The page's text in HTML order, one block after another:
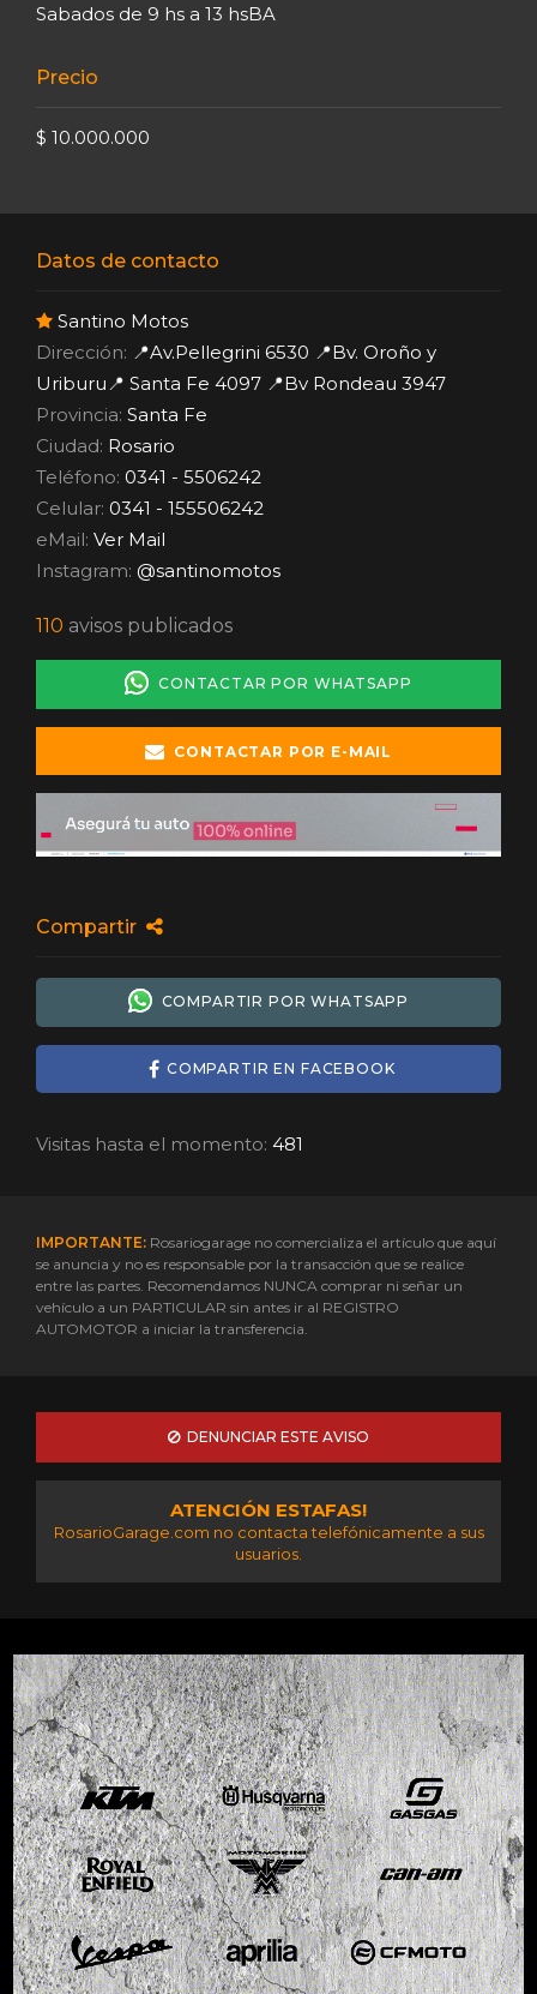
Sabados de 9 hs a 13 hsBA
Precio
$ 10.000.000
Datos de contacto
Santino Motos
Dirección: 📍Av.Pellegrini 6530 📍Bv. Oroño y
Uriburu📍 Santa Fe 4097 📍Bv Rondeau 3947
Provincia: Santa Fe
Ciudad: Rosario
Teléfono: 0341 - 5506242
Celular: 0341 - 155506242
eMail: Ver Mail
Instagram: @santinomotos
110 avisos publicados
CONTACTAR POR WHATSAPP
CONTACTAR POR E-MAIL
Compartir
COMPARTIR POR WHATSAPP
COMPARTIR EN FACEBOOK
Visitas hasta el momento: 481
IMPORTANTE: Rosariogarage no comercializa el artículo que aquí
se anuncia y no es responsable por la transacción que se realice
entre las partes. Recomendamos NUNCA comprar ni señar un
vehículo a un PARTICULAR sin antes ir al REGISTRO
AUTOMOTOR a iniciar la transferencia.
DENUNCIAR ESTE AVISO
ATENCIÓN ESTAFAS!
RosarioGarage.com no contacta telefónicamente a sus
usuarios.